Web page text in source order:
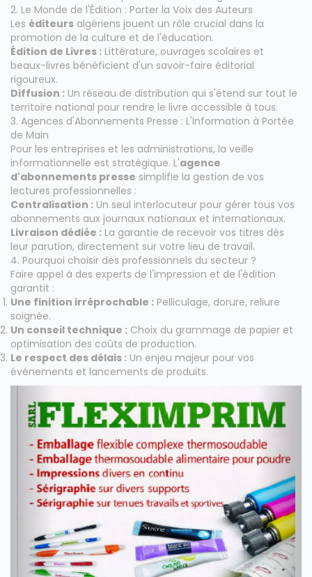
2. Le Monde de l'Édition : Porter la Voix des Auteurs
Les éditeurs algériens jouent un rôle crucial dans la
promotion de la culture et de l'éducation.
Édition de Livres : Littérature, ouvrages scolaires et
beaux-livres bénéficient d'un savoir-faire éditorial
rigoureux.
Diffusion : Un réseau de distribution qui s'étend sur tout le
territoire national pour rendre le livre accessible à tous.
3. Agences d'Abonnements Presse : L'Information à Portée
de Main
Pour les entreprises et les administrations, la veille
informationnelle est stratégique. L'agence
d'abonnements presse simplifie la gestion de vos
lectures professionnelles :
Centralisation : Un seul interlocuteur pour gérer tous vos
abonnements aux journaux nationaux et internationaux.
Livraison dédiée : La garantie de recevoir vos titres dès
leur parution, directement sur votre lieu de travail.
4. Pourquoi choisir des professionnels du secteur ?
Faire appel à des experts de l'impression et de l'édition
garantit :
Une finition irréprochable : Pelliculage, dorure, reliure
soignée.
Un conseil technique : Choix du grammage de papier et
optimisation des coûts de production.
Le respect des délais : Un enjeu majeur pour vos
événements et lancements de produits.